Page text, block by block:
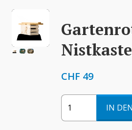
CHF 49
IN